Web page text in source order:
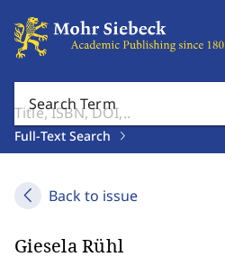
Search Term
Full-Text Search
Back to issue
Giesela Rühl